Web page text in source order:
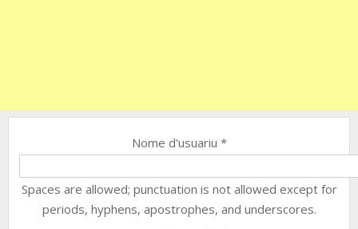
Nome d'usuariu *
Spaces are allowed; punctuation is not allowed except for
periods, hyphens, apostrophes, and underscores.